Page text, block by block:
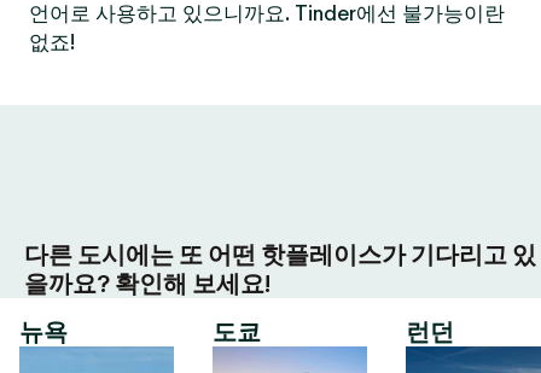
언어로 사용하고 있으니까요. Tinder에선 불가능이란
없죠!
다른 도시에는 또 어떤 핫플레이스가 기다리고 있
을까요? 확인해 보세요!
뉴욕
도쿄 런던